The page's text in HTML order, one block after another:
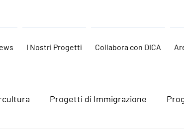
I Nostri Progetti Collabora con DICA
Progetti di Immigrazione